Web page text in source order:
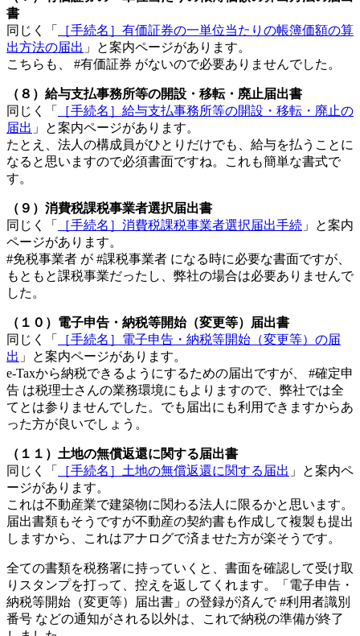
書
同じく「
［手続名］有価証券の一単位当たりの帳簿価額の算
出方法の届出 」と案内ページがあります。
こちらも、 #有価証券 がないので必要ありませんでした。
（８）給与支払事務所等の開設・移転・廃止届出書
同じく「
［手続名］給与支払事務所等の開設・移転・廃止の
届出 」と案内ページがあります。
たとえ、法人の構成員がひとりだけでも、給与を払うことに
なると思いますので必須書面ですね。これも簡単な書式で
す。
（９）消費税課税事業者選択届出書
同じく「
［手続名］消費税課税事業者選択届出手続 」と案内
ページがあります。
#免税事業者 が #課税事業者 になる時に必要な書面ですが、
もともと課税事業だったし、弊社の場合は必要ありませんで
した。
（１０）電子申告・納税等開始（変更等）届出書
同じく「
［手続名］電子申告・納税等開始（変更等）の届
出 」と案内ページがあります。
e-Taxから納税できるようにするための届出ですが、 #確定申
告 は税理士さんの業務環境にもよりますので、弊社では全
てとは参りませんでした。でも届出にも利用できますからあ
った方が良いでしょう。
（１１）土地の無償返還に関する届出書
同じく「
［手続名］土地の無償返還に関する届出 」と案内ペ
ージがあります。
これは不動産業で建築物に関わる法人に限るかと思います。
届出書類もそうですが不動産の契約書も作成して複製も提出
しますから、これはアナログで済ませた方が楽そうです。
全ての書類を税務署に持っていくと、書面を確認して受け取
りスタンプを打って、控えを返してくれます。「電子申告・
納税等開始（変更等）届出書」の登録が済んで #利用者識別
番号 などの通知がされる以外は、これで納税の準備が終了